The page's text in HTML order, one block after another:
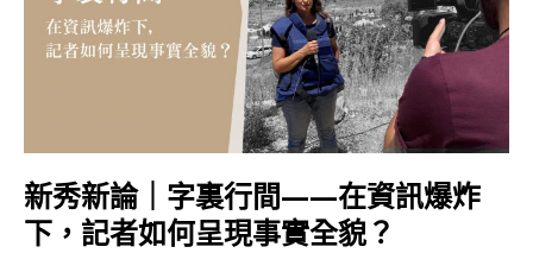
新秀新論｜字裏行間——在資訊爆炸
下，記者如何呈現事實全貌？